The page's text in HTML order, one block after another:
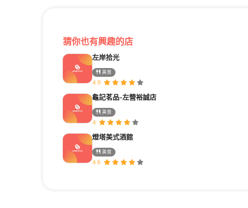
猜你也有興趣的店
左岸拾光
美食
4.9
龜記茗品-左營裕誠店
美食
4
燈塔美式酒館
美食
4.6